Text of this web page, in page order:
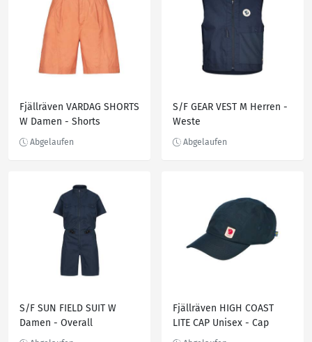
Fjällräven VARDAG SHORTS
W Damen - Shorts
S/F GEAR VEST M Herren -
Weste
S/F SUN FIELD SUIT W
Damen - Overall
Fjällräven HIGH COAST
LITE CAP Unisex - Cap